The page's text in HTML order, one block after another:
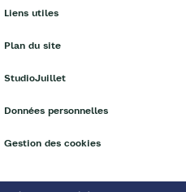
Liens utiles
Plan du site
StudioJuillet
Données personnelles
Gestion des cookies